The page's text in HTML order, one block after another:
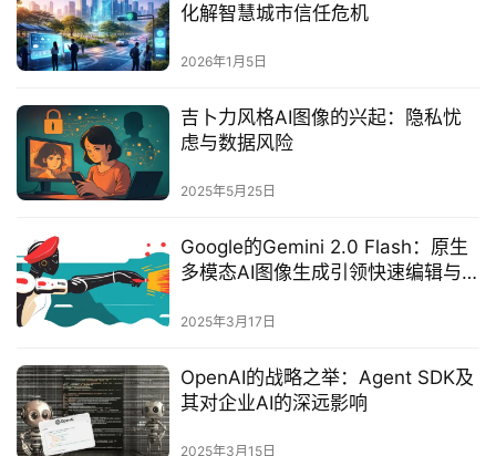
化解智慧城市信任危机
2026年1月5日
吉卜力风格AI图像的兴起：隐私忧
虑与数据风险‌
2025年5月25日
Google的Gemini 2.0 Flash：原生
多模态AI图像生成引领快速编辑与
2025年3月17日
OpenAI的战略之举：Agent SDK及
其对企业AI的深远影响
2025年3月15日